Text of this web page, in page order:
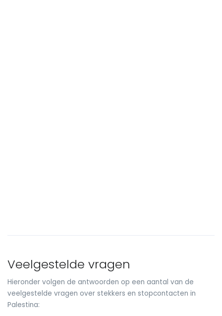
Veelgestelde vragen
Hieronder volgen de antwoorden op een aantal van de
veelgestelde vragen over stekkers en stopcontacten in
Palestina: